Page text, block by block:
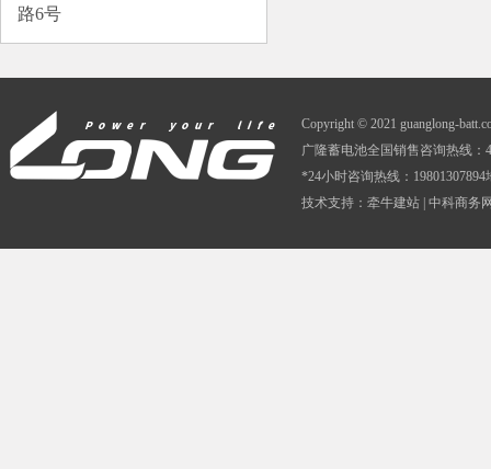
路6号
Copyright © 2021 guanglong-
广隆蓄电池全国销售咨询热线：
*24小时咨询热线：
技术支持： 牵牛建站 中科商务